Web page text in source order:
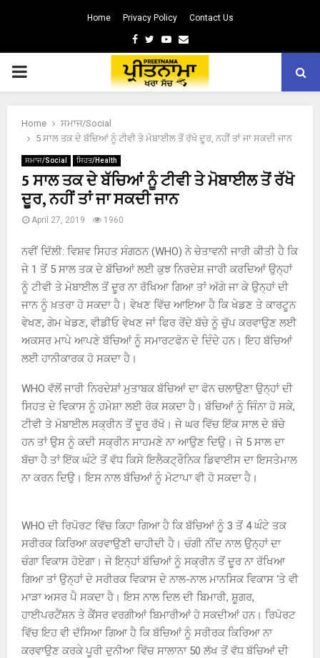
Home Privacy Policy Contact Us
Facebook
TwitterYoutube
Email
PRIMARY
Home
ਸਮਾਜ/Social
5 ਸਾਲ ਤਕ ਦੇ ਬੱਚਿਆਂ ਨੂੰ ਟੀਵੀ ਤੇ ਮੋਬਾਈਲ ਤੋਂ ਰੱਖੋ ਦੂਰ, ਨਹੀਂ ਤਾਂ ਜਾ ਸਕਦੀ ਜਾਨ
ਸਮਾਜ/Social ਸਿਹਤ/Health
5 ਸਾਲ ਤਕ ਦੇ ਬੱਚਿਆਂ ਨੂੰ ਟੀਵੀ ਤੇ ਮੋਬਾਈਲ ਤੋਂ ਰੱਖੋ
ਦੂਰ, ਨਹੀਂ ਤਾਂ ਜਾ ਸਕਦੀ ਜਾਨ
April 27, 2019 1960
ਨਵੀਂ ਦਿੱਲੀ: ਵਿਸ਼ਵ ਸਿਹਤ ਸੰਗਠਨ (WHO) ਨੇ ਚੇਤਾਵਨੀ ਜਾਰੀ ਕੀਤੀ ਹੈ ਕਿ
ਜੇ 1 ਤੋਂ 5 ਸਾਲ ਤਕ ਦੇ ਬੱਚਿਆਂ ਲਈ ਕੁਝ ਨਿਰਦੇਸ਼ ਜਾਰੀ ਕਰਦਿਆਂ ਉਨ੍ਹਾਂ
ਨੂੰ ਟੀਵੀ ਤੇ ਮੋਬਾਈਲ ਤੋਂ ਦੂਰ ਨਾ ਰੱਖਿਆ ਗਿਆ ਤਾਂ ਅੱਗੇ ਜਾ ਕੇ ਉਨ੍ਹਾਂ ਦੀ
ਜਾਨ ਨੂੰ ਖ਼ਤਰਾ ਹੋ ਸਕਦਾ ਹੈ। ਵੇਖਣ ਵਿੱਚ ਆਇਆ ਹੈ ਕਿ ਖੇਡਣ ਤੇ ਕਾਰਟੂਨ
ਵੇਖਣ, ਗੇਮ ਖੇਡਣ, ਵੀਡੀਓ ਵੇਖਣ ਜਾਂ ਫਿਰ ਰੋਂਦੇ ਬੱਚੇ ਨੂੰ ਚੁੱਪ ਕਰਵਾਉਣ ਲਈ
ਅਕਸਰ ਮਾਪੇ ਆਪਣੇ ਬੱਚਿਆਂ ਨੂੰ ਸਮਾਰਟਫੋਨ ਦੇ ਦਿੰਦੇ ਹਨ। ਇਹ ਬੱਚਿਆਂ
ਲਈ ਹਾਨੀਕਾਰਕ ਹੋ ਸਕਦਾ ਹੈ।
WHO ਵੱਲੋਂ ਜਾਰੀ ਨਿਰਦੇਸ਼ਾਂ ਮੁਤਾਬਕ ਬੱਚਿਆਂ ਦਾ ਫੋਨ ਚਲਾਉਣਾ ਉਨ੍ਹਾਂ ਦੀ
ਸਿਹਤ ਦੇ ਵਿਕਾਸ ਨੂੰ ਹਮੇਸ਼ਾ ਲਈ ਰੋਕ ਸਕਦਾ ਹੈ। ਬੱਚਿਆਂ ਨੂੰ ਜਿੰਨਾ ਹੋ ਸਕੇ,
ਟੀਵੀ ਤੇ ਮੋਬਾਈਲ ਸਕ੍ਰੀਨ ਤੋਂ ਦੂਰ ਰੱਖੋ। ਜੇ ਘਰ ਵਿੱਚ ਇੱਕ ਸਾਲ ਦੇ ਬੱਚੇ
ਹਨ ਤਾਂ ਉਸ ਨੂੰ ਕਦੀ ਸਕ੍ਰੀਨ ਸਾਹਮਣੇ ਨਾ ਆਉਣ ਦਿਉ। ਜੇ 5 ਸਾਲ ਦਾ
ਬੱਚਾ ਹੈ ਤਾਂ ਇੱਕ ਘੰਟੇ ਤੋਂ ਵੱਧ ਕਿਸੇ ਇਲੈਕਟ੍ਰੌਨਿਕ ਡਿਵਾਈਸ ਦਾ ਇਸਤੇਮਾਲ
ਨਾ ਕਰਨ ਦਿਉ। ਇਸ ਨਾਲ ਬੱਚਿਆਂ ਨੂੰ ਮੋਟਾਪਾ ਵੀ ਹੋ ਸਕਦਾ ਹੈ।
WHO ਦੀ ਰਿਪੋਰਟ ਵਿੱਚ ਕਿਹਾ ਗਿਆ ਹੈ ਕਿ ਬੱਚਿਆਂ ਨੂੰ 3 ਤੋਂ 4 ਘੰਟੇ ਤਕ
ਸਰੀਰਕ ਕਿਰਿਆ ਕਰਵਾਉਣੀ ਚਾਹੀਦੀ ਹੈ। ਚੰਗੀ ਨੀਂਦ ਨਾਲ ਉਨ੍ਹਾਂ ਦਾ
ਚੰਗਾ ਵਿਕਾਸ ਹੋਏਗਾ। ਜੇ ਇਨ੍ਹਾਂ ਬੱਚਿਆਂ ਨੂੰ ਸਕ੍ਰੀਨ ਤੋਂ ਦੂਰ ਨਾ ਰੱਖਿਆ
ਗਿਆ ਤਾਂ ਉਨ੍ਹਾਂ ਦੇ ਸਰੀਰਕ ਵਿਕਾਸ ਦੇ ਨਾਲ-ਨਾਲ ਮਾਨਸਿਕ ਵਿਕਾਸ ‘ਤੇ ਵੀ
ਮਾੜਾ ਅਸਰ ਪੈ ਸਕਦਾ ਹੈ। ਇਸ ਨਾਲ ਦਿਲ ਦੀ ਬਿਮਾਰੀ, ਸ਼ੂਗਰ,
ਹਾਈਪਰਟੈਂਸ਼ਨ ਤੇ ਕੈਂਸਰ ਵਰਗੀਆਂ ਬਿਮਾਰੀਆਂ ਹੋ ਸਕਦੀਆਂ ਹਨ। ਰਿਪੋਰਟ
ਵਿੱਚ ਇਹ ਵੀ ਦੱਸਿਆ ਗਿਆ ਹੈ ਕਿ ਬੱਚਿਆਂ ਨੂੰ ਸਰੀਰਕ ਕਿਰਿਆ ਨਾ
ਕਰਵਾਉਣ ਕਰਕੇ ਪੂਰੀ ਦੁਨੀਆ ਵਿੱਚ ਸਾਲਾਨਾ 50 ਲੱਖ ਤੋਂ ਵੱਧ ਬੱਚਿਆਂ ਦੀ